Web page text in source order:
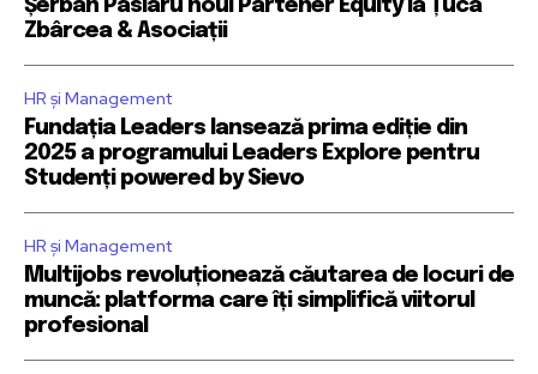
Șerban Pâslaru noul Partener Equity la Țuca
Zbârcea & Asociații
HR și Management
Fundația Leaders lansează prima ediție din
2025 a programului Leaders Explore pentru
Studenți powered by Sievo
HR și Management
Multijobs revoluționează căutarea de locuri de
muncă: platforma care îți simplifică viitorul
profesional